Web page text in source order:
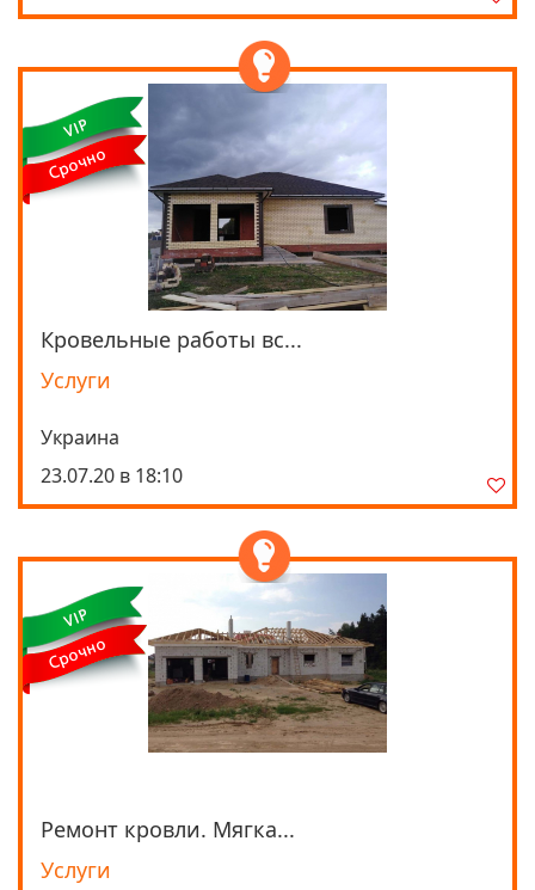
Просмотреть
Кровельные работы вс...
Услуги
Украина
23.07.20 в 18:10
Просмотреть
Ремонт кровли. Мягка...
Услуги